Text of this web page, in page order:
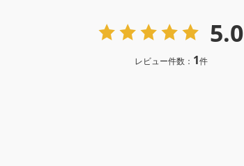
5.0
レビュー件数： 1件